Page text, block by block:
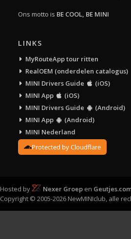
Ons motto is BE COOL, BE MINI
LINKS
MyRouteApp tour ritten
RealOEM (onderdelen catalogus)
MINI Drivers Guide
(iOS)
MINI App
(iOS)
MINI Drivers Guide
(Android)
MINI App
(Android)
MINI Nederland
Protected by Cloudflare
Hosted by Nexer Groep en
Copyright © 2005-2026 NewMINIclub, alle